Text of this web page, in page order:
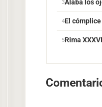
Alaba los
El cómplice
Rima